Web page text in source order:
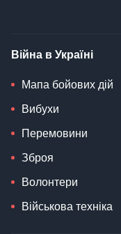
Війна в Україні
Мапа бойових дій
Вибухи
Перемовини
Зброя
Волонтери
Військова техніка